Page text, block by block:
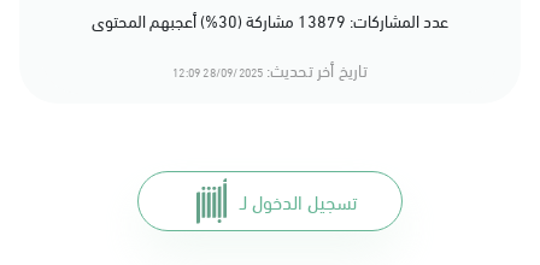
عدد المشاركات: 13879 مشاركة (30%) أعجبهم المحتوى
تاريخ أخر تحديث: 28/09/2025 12:09
تسجيل الدخول لـ